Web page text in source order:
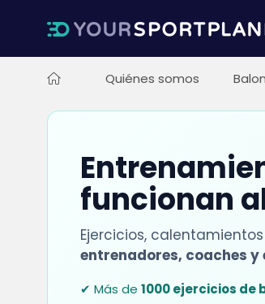
Quiénes somos
funcionan
Ejercicios,
entrenadores, coaches y
✔ Más de 1000 ejercicios de